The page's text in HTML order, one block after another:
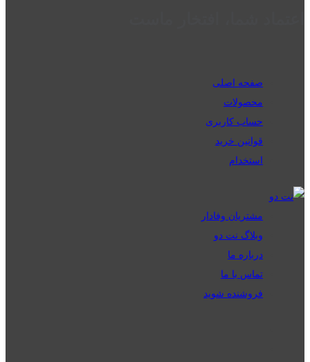
صفحه اصلی
محصولات
حساب کاربری
قوانین خرید
استخدام
مشتریان وفادار
وبلاگ نت دو
درباره ما
تماس با ما
فروشنده شوید